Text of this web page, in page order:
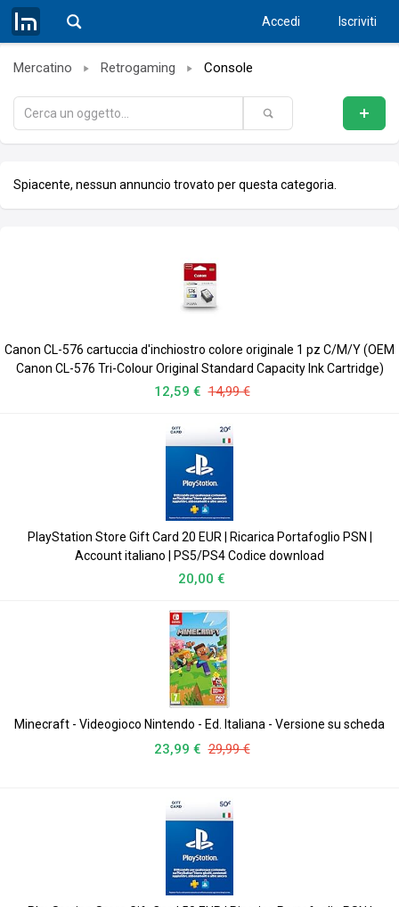
Accedi Iscriviti
Mercatino Retrogaming Console
Spiacente, nessun annuncio trovato per questa categoria.
Canon CL-576 cartuccia d'inchiostro colore originale 1 pz C/M/Y (OEM
Canon CL-576 Tri-Colour Original Standard Capacity Ink Cartridge)
12,59 € 14,99 €
PlayStation Store Gift Card 20 EUR | Ricarica Portafoglio PSN |
Account italiano | PS5/PS4 Codice download
20,00 €
Minecraft - Videogioco Nintendo - Ed. Italiana - Versione su scheda
23,99 € 29,99 €